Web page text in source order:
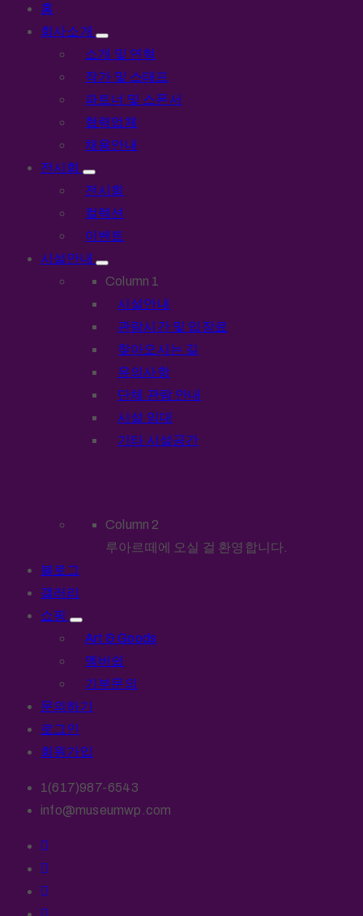
홈
회사소개
소개 및 연혁
작가 및 스태프
파트너 및 스폰서
협력업체
채용안내
전시회
전시회
컬렉션
이벤트
시설안내
Column 1
시설안내
관람시간 및 입장료
찾아오시는 길
유의사항
단체 관람 안내
시설 임대
기타 시설공간
Column 2
루아르떼에 오실 걸 환영합니다.
블로그
갤러리
쇼핑
Art & Goods
멤버쉽
기부문의
문의하기
로그인
회원가입
1(617)987-6543
info@museumwp.com